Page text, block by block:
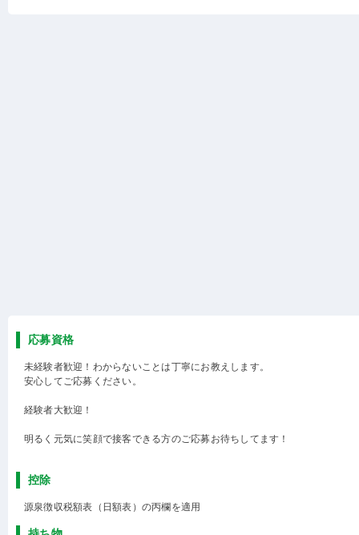
応募資格
未経験者歓迎！わからないことは丁寧にお教えします。
安心してご応募ください。
経験者大歓迎！
明るく元気に笑顔で接客できる方のご応募お待ちしてます！
控除
源泉徴収税額表（日額表）の丙欄を適用